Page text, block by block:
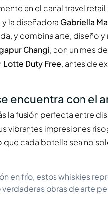
en el canal travel retail
y la diseñadora Gabriella
y combina arte, diseño y
Changi, con un mes
Lotte Duty Free, antes de
encuentra con el
la fusión perfecta entre
vibrantes impresiones
cada botella sea no
en frío, estos whiskies
obras de arte